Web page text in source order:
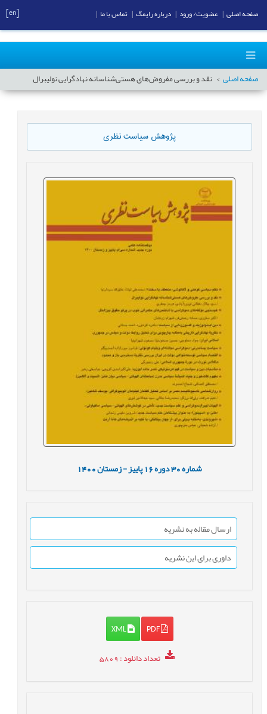
صفحه اصلی نقد و بررسی مفروض‌های هستی‌شناسانه نهادگرایی نولیبرال
پژوهش سیاست نظری
شماره30 دوره16 پاییز - زمستان1400
ارسال مقاله به نشریه
داوری برای این نشریه
PDF
XML
تعداد دانلود: 5809
صفحه اصلی عضویت/ ورود درباره رایمگ تماس با ما